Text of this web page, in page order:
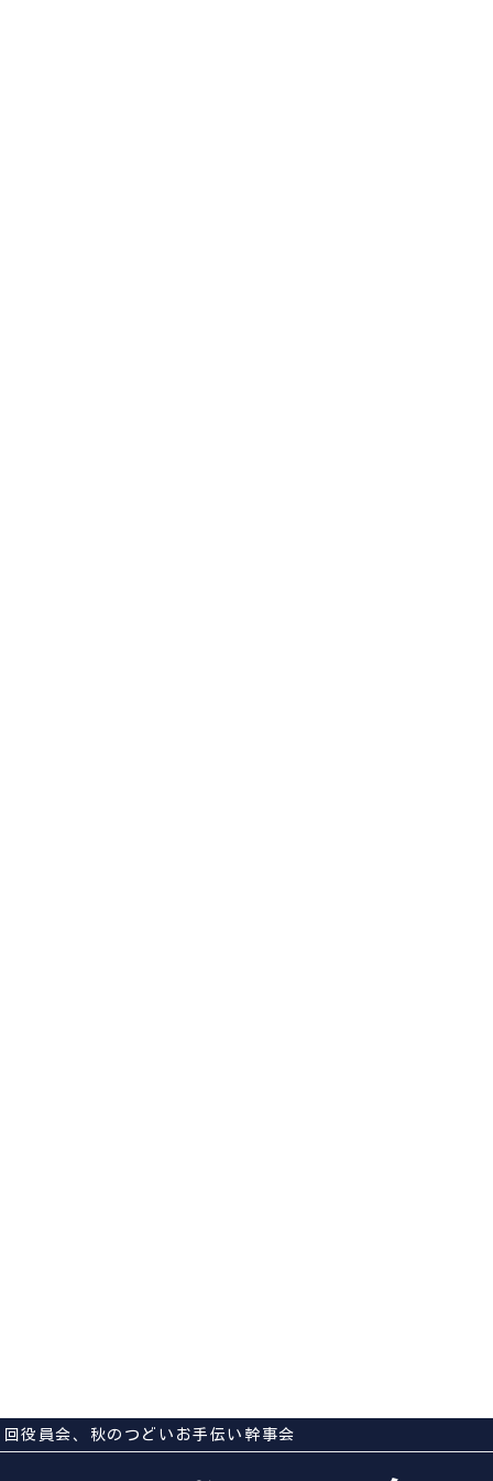
役員会、秋のつどいお手伝い幹事会